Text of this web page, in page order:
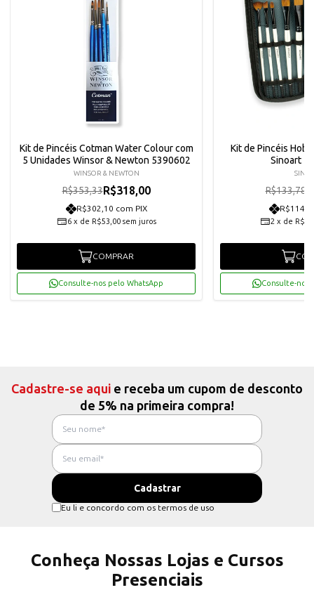
Kit de Pincéis Cotman Water Colour com
5 Unidades Winsor & Newton 5390602
WINSOR & NEWTON
R$353,33R$318,00
R$302,10 com PIX
6 x de R$53,00 sem juros
COMPRAR
Consulte-nos pelo WhatsApp
Kit de Pincéis
Sinoart -
R$133,78
2 x de
Consulte-nos
Cadastre-se aqui e receba um cupom de desconto
de 5% na primeira compra!
Eu li e concordo com os termos de uso
Conheça Nossas Lojas e Cursos
Presenciais